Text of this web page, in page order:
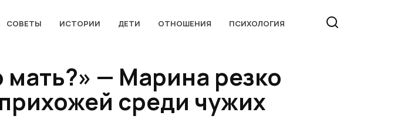
СОВЕТЫ ИСТОРИИ ДЕТИ ОТНОШЕНИЯ ПСИХОЛОГИЯ
— Марина резко
среди чужих